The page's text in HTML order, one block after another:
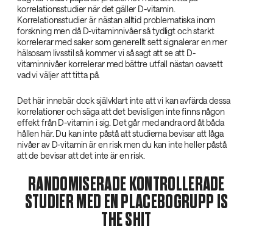
korrelationsstudier när det gäller D-vitamin.
Korrelationsstudier är nästan alltid problematiska inom
forskning men då D-vitaminnivåer så tydligt och starkt
korrelerar med saker som generellt sett signalerar en mer
hälsosam livsstil så kommer vi så sagt att se att D-
vitaminnivåer korrelerar med bättre utfall nästan oavsett
vad vi väljer att titta på.
Det här innebär dock självklart inte att vi kan avfärda dessa
korrelationer och säga att det bevisligen inte finns någon
effekt från D-vitamin i sig. Det går med andra ord åt båda
hållen här. Du kan inte påstå att studierna bevisar att låga
nivåer av D-vitamin är en risk men du kan inte heller påstå
att de bevisar att det inte är en risk.
RANDOMISERADE KONTROLLERADE
STUDIER MED EN PLACEBOGRUPP IS
THE SHIT